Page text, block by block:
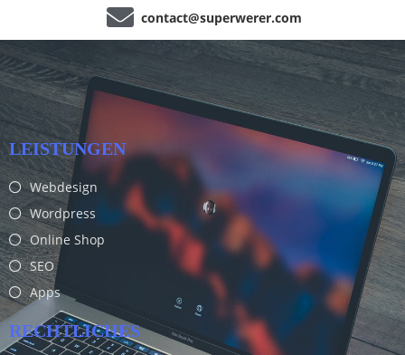
contact@superwerer.com
LEISTUNGEN
Webdesign
Wordpress
Online Shop
SEO
Apps
RECHTLICHES